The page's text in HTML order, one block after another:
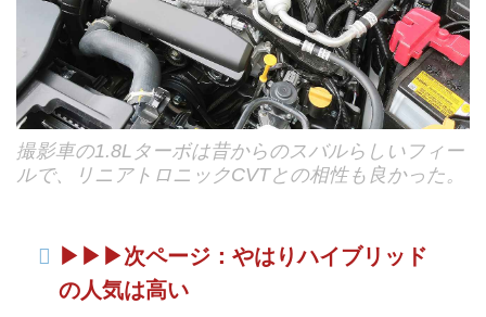
撮影車の1.8Lターボは昔からのスバルらしいフィー
ルで、リニアトロニックCVTとの相性も良かった。
▶︎▶︎▶︎次ページ：やはりハイブリッド
の人気は高い